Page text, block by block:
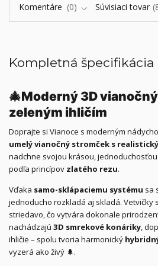
Komentáre
0 Súvisiaci tovar
Kompletná špecifikácia
🎄Moderný 3D
zeleným ihličím
Doprajte si Vianoce s moderným
umelý vianočný stromček s
nadchne svojou krásou,
podľa princípov zlatého rezu.
Vďaka samo-sklápaciemu systému sa
jednoducho rozkladá aj skladá. Vetvičky
striedavo, čo vytvára dokonale
nachádzajú 3D smrekové konáriky,
ihličie – spolu tvoria harmonický
vyzerá ako živý 🌲.